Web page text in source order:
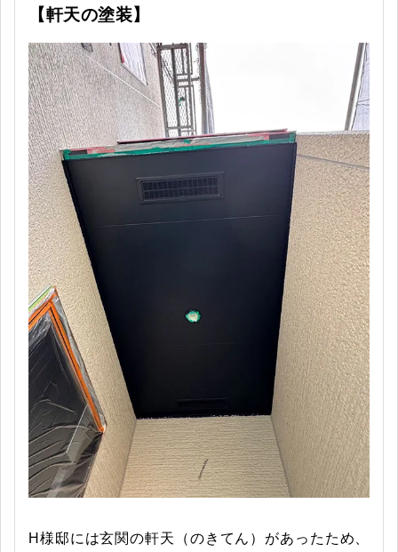
【軒天の塗装】
H様邸には玄関の軒天（のきてん）があったため、